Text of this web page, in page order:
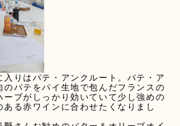
入りはパテ・アンクルート。パテ・ア
のパテをパイ生地で包んだフランスの
ーブがしっかり効いていて少し強めの
ある赤ワインに合わせたくなりまし